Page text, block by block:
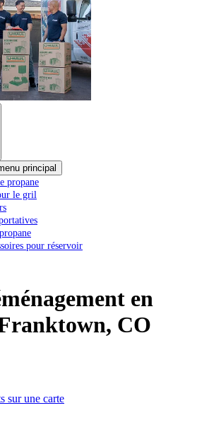
principal
propane
le gril
pour réservoir
en
CO
sur une carte